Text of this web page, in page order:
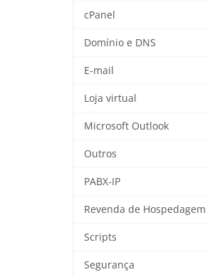
cPanel
Domínio e DNS
E-mail
Loja virtual
Microsoft Outlook
Outros
PABX-IP
Revenda de Hospedagem
Scripts
Segurança